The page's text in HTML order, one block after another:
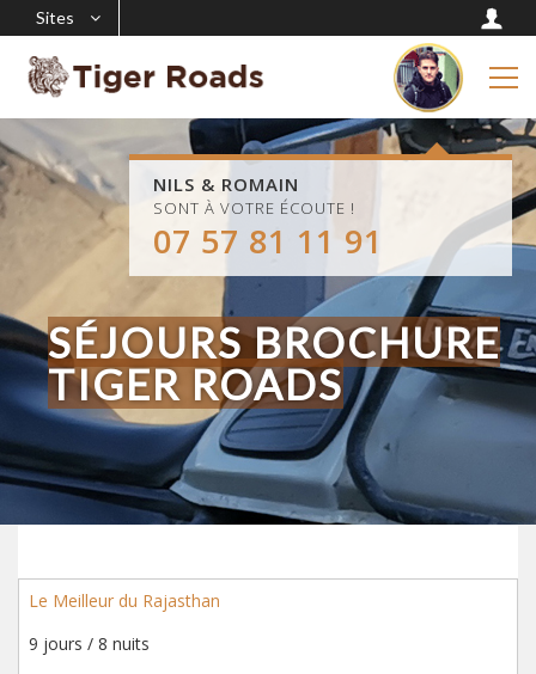
Sites
SÉJOURS BROCHURE
TIGER ROADS
NILS & ROMAIN
SONT À VOTRE ÉCOUTE !
07 57 81 11 91
Le Meilleur du Rajasthan
9 jours / 8 nuits